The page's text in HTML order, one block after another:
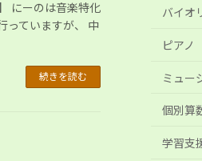
にーのは音楽特化
っていますが、 中
続きを読む
バイオ
ピアノ
ミュー
個別算
学習支